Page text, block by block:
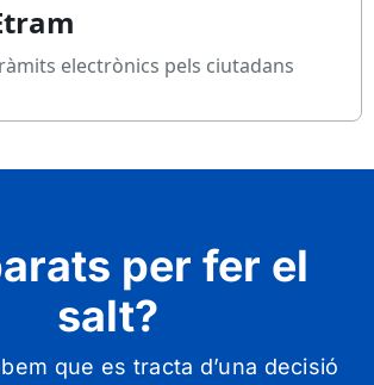
electrònics pels ciutadans
per fer el
salt?
que es tracta d’una decisió